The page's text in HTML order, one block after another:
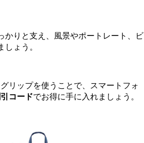
かりと支え、風景やポートレート、ビ
しょう。
リップを使うことで、スマートフォ
コードでお得に手に入れましょう。